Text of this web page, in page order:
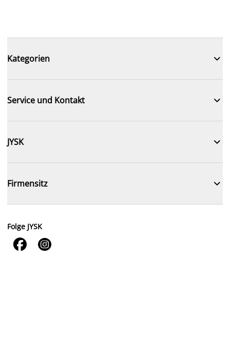
Kategorien 
Service und Kontakt 
JYSK 
Firmensitz 
Folge JYSK
 